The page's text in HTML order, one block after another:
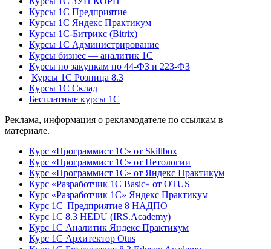
Курсы 1С Предприятие
Курсы 1С Яндекс Практикум
Курсы 1С-Битрикс (Bitrix)
Курсы 1С Администрирование
Курсы бизнес — аналитик 1С
Курсы по закупкам по 44‑ФЗ и 223‑ФЗ
Курсы 1С Розница 8.3
Курсы 1С Склад
Бесплатные курсы 1С
Реклама, информация о рекламодателе по ссылкам в
материале.
Курс «Программист 1С» от Skillbox
Курс «Программист 1С» от Нетологии
Курс «Программист 1С» от Яндекс Практикум
Курс «Разработчик 1С Basic» от OTUS
Курс «Разработчик 1С» Яндекс Практикум
Курс 1С Предприятие 8 НАДПО
Курс 1С 8.3 HEDU (IRS.Academy)
Курс 1С Аналитик Яндекс Практикум
Курс 1С Архитектор Otus